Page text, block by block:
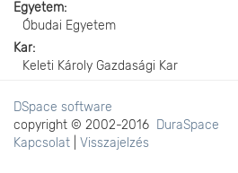
Egyetem
Óbudai Egyetem
Kar
Keleti Károly Gazdasági Kar
DSpace software
copyright © 2002-2016 DuraSpace
Kapcsolat
Visszajelzés